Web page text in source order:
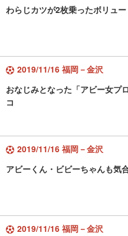
わらじカツが2枚乗ったボリュ
2019/11/16 福岡－金沢
おなじみとなった「アビー女プ
コ
2019/11/16 福岡－金沢
アビーくん・ビビーちゃんも気
2019/11/16 福岡－金沢